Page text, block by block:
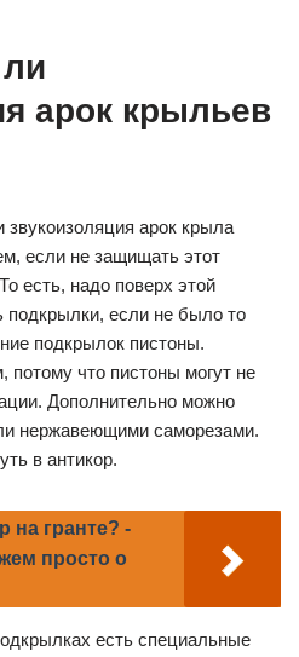
арок крыльев
арок крыла
если не защищать этот
есть, надо поверх этой
подкрылки, если не было то
подкрылок пистоны.
что пистоны могут не
Дополнительно можно
нержавеющими саморезами.
в антикор.
на гранте? -
просто о
есть специальные